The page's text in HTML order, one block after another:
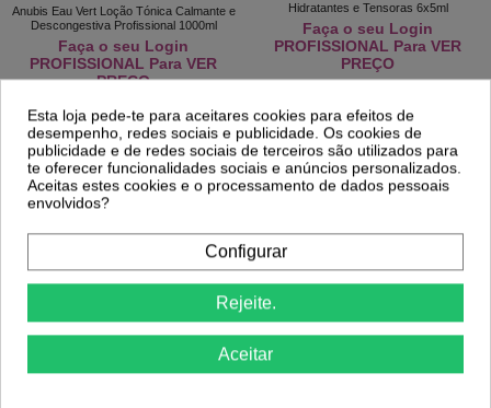
Anubis Eau Vert Loção Tónica Calmante e
Descongestiva Profissional 1000ml
Faça o seu Login
PROFISSIONAL Para VER
PREÇO
Hidratantes e Tensoras 6x5ml
Faça o seu Login
PROFISSIONAL Para VER
PREÇO
Anubis Ampolas Hidratantes e
Reafirmantes Hidroelastina 6x5ml
Faça o seu Login
PREÇO
Anubis Sérum Antioxidante com Ácido
1 2 3 … 11
Esta loja pede-te para aceitares cookies para efeitos de
desempenho, redes sociais e publicidade. Os cookies de
publicidade e de redes sociais de terceiros são utilizados para
te oferecer funcionalidades sociais e anúncios personalizados.
Aceitas estes cookies e o processamento de dados pessoais
envolvidos?
Configurar
Rejeite.
Aceitar